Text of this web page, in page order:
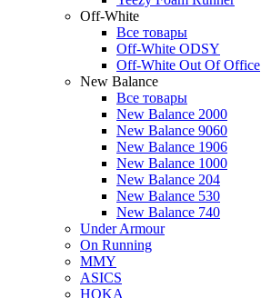
Off-White
Все товары
Off-White ODSY
Off-White Out Of Office
New Balance
Все товары
New Balance 2000
New Balance 9060
New Balance 1906
New Balance 1000
New Balance 204
New Balance 530
New Balance 740
Under Armour
On Running
MMY
ASICS
HOKA